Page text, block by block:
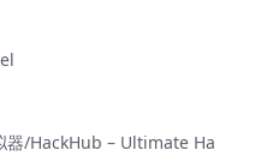
器/HackHub – Ultimate Ha